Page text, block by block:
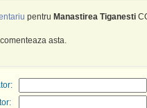
pentru Manastirea Tiganesti
asta.